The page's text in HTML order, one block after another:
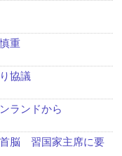
重
協議
ランドから
脳 習国家主席に要